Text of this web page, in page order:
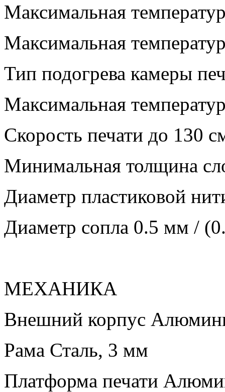
Максимальная
Максимальная
Тип подогрева камеры
Максимальная
Скорость печати до 130
Минимальная толщина
Диаметр пластиковой
Диаметр сопла 0.5 мм /
МЕХАНИКА
Внешний корпус
Рама Сталь, 3 мм
Платформа печати